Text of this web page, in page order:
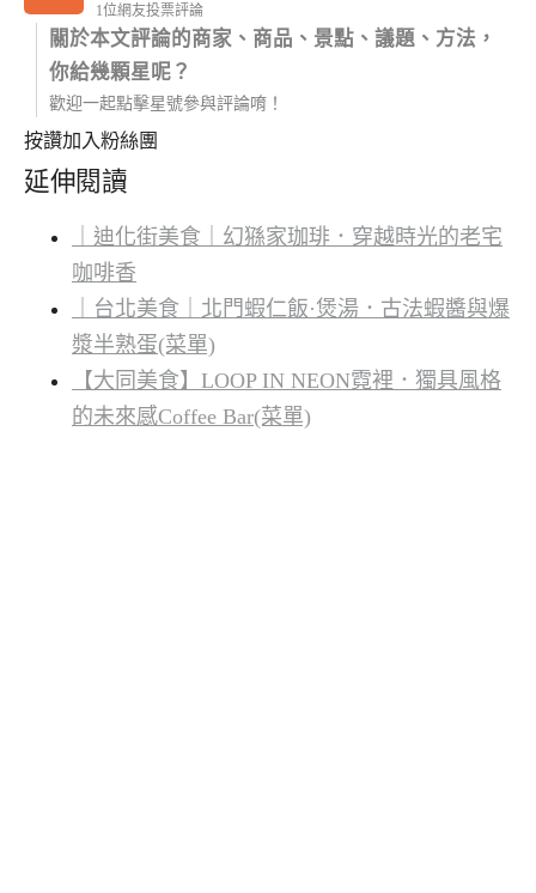
1位網友投票評論
關於本文評論的商家、商品、景點、議題、方法，
你給幾顆星呢？
歡迎一起點擊星號參與評論唷！
按讚加入粉絲團
延伸閱讀
｜迪化街美食｜幻猻家珈琲．穿越時光的老宅
咖啡香
｜台北美食｜北門蝦仁飯·煲湯．古法蝦醬與爆
漿半熟蛋(菜單)
【大同美食】LOOP IN NEON霓裡．獨具風格
的未來感Coffee Bar(菜單)